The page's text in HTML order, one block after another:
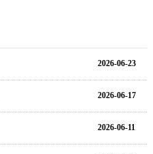
2026-06-23
2026-06-17
2026-06-11